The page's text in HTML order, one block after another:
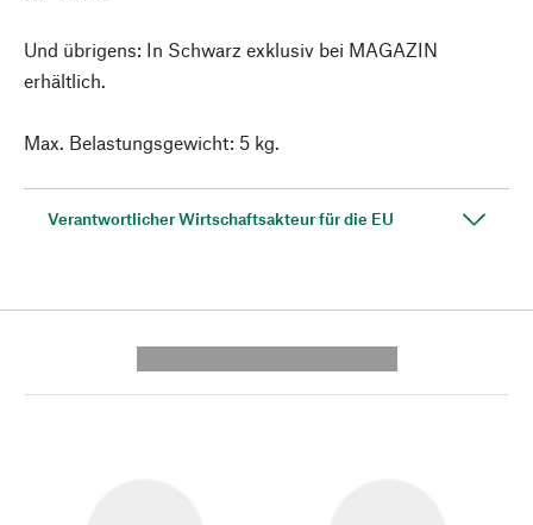
Und übrigens: In Schwarz exklusiv bei MAGAZIN
erhältlich.
Max. Belastungsgewicht: 5 kg.
Verantwortlicher Wirtschaftsakteur für die EU